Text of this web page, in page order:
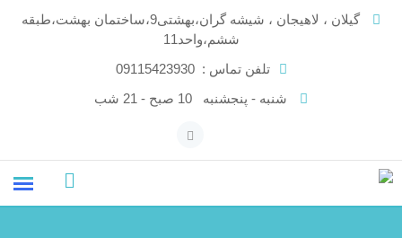
گیلان ، لاهیجان ، شیشه گران،بهشتی9،ساختمان بهشت،طبقه
ششم،واحد11
تلفن تماس :09115423930
شنبه - پنجشنبه